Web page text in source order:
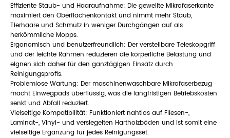
Effiziente Staub- und Haaraufnahme: Die gewellte Mikrofaserkante
maximiert den Oberflächenkontakt und nimmt mehr Staub,
Tierhaare und Schmutz in weniger Durchgängen auf als
herkömmliche Mopps.
Ergonomisch und benutzerfreundlich: Der verstellbare Teleskopgriff
und der leichte Rahmen reduzieren die körperliche Belastung und
eignen sich daher für den ganztägigen Einsatz durch
Reinigungsprofis.
Problemlose Wartung: Der maschinenwaschbare Mikrofaserbezug
macht Einwegpads überflüssig, was die langfristigen Betriebskosten
senkt und Abfall reduziert.
Vielseitige Kompatibilität: Funktioniert nahtlos auf Fliesen-,
Laminat-, Vinyl- und versiegelten Hartholzböden und ist somit eine
vielseitige Ergänzung für jedes Reinigungsset.